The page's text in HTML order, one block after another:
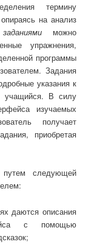
термину
на анализ
можно
упражнения,
программы
Задания
указания к
учащийся. В силу
изучаемых
получает
приобретая
путем следующей
описания
с помощью